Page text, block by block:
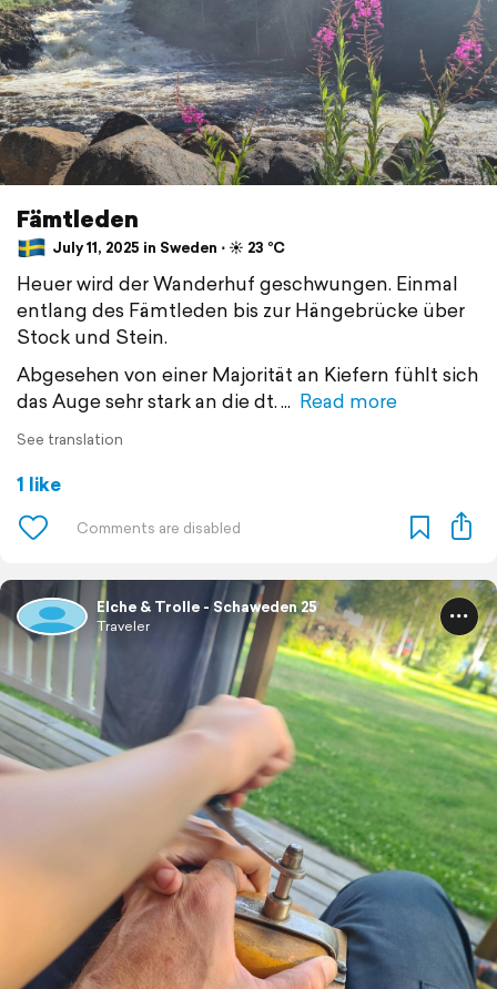
Fämtleden
July 11, 2025 in Sweden ⋅ ☀️ 23 °C
Heuer wird der Wanderhuf geschwungen. Einmal
entlang des Fämtleden bis zur Hängebrücke über
Stock und Stein.
Abgesehen von einer Majorität an Kiefern fühlt sich
das Auge sehr stark an die dt.
Read more
See translation
1 like
Elche & Trolle - Schaweden 25
Traveler